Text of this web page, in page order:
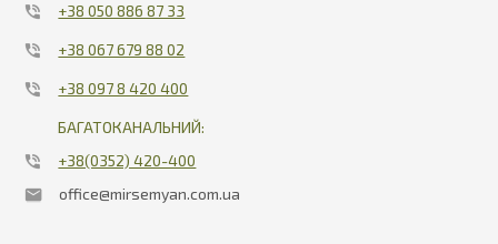
+38 050 886 87 33
+38 067 679 88 02
+38 097 8 420 400
БАГАТОКАНАЛЬНИЙ:
+38(0352) 420-400
office@mirsemyan.com.ua